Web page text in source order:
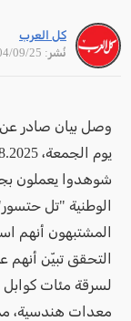
كل العرب
نُشر: 04/09/25 09:27
وصل بيان صادر عن
شوهدوا يعملون
الوطنية "تل
المشتبهون أنهم
التحقق تبيّن أنهم
لسرقة مئات
معدات هندسية،